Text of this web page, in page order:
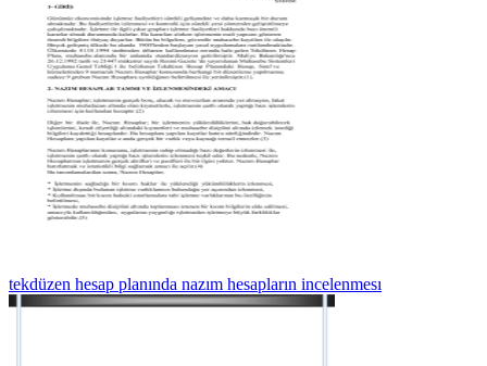
tekdüzen hesap planında nazım hesapların incelenmesı